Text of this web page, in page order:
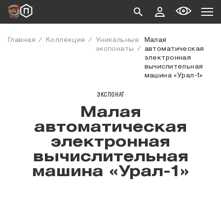
Главная Коллекция
Уникальные
экспонаты
Малая
автоматическая
электронная
вычислительная
машина «Урал-1»
ЭКСПОНАТ
Малая
автоматическая
электронная
вычислительная
машина «Урал-1»